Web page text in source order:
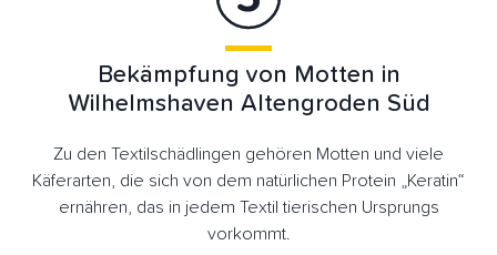
Bekämpfung von Motten in
Wilhelmshaven Altengroden Süd
Zu den Textilschädlingen gehören Motten und viele
Käferarten, die sich von dem natürlichen Protein „Keratin“
ernähren, das in jedem Textil tierischen Ursprungs
vorkommt.